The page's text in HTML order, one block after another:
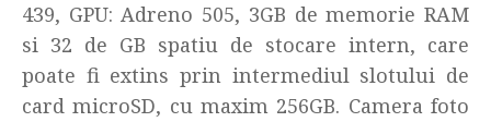
439, GPU: Adreno 505, 3GB de memorie RAM
si 32 de GB spatiu de stocare intern, care
poate fi extins prin intermediul slotului de
card microSD, cu maxim 256GB. Camera foto